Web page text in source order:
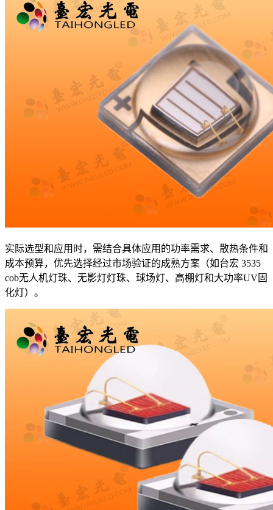
实际选型和应用时，需结合具体应用的功率需求、散热条件和
成本预算，优先选择经过市场验证的成熟方案（如台宏 3535
cob无人机灯珠、无影灯灯珠、球场灯、高棚灯和大功率UV固
化灯）。